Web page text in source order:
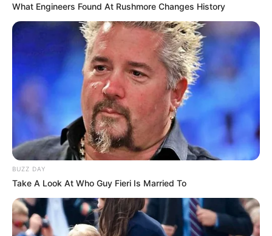
What Engineers Found At Rushmore Changes History
BUZZ DAY
Take A Look At Who Guy Fieri Is Married To